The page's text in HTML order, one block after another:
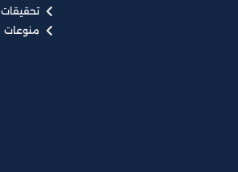
تحقيقات
منوعات